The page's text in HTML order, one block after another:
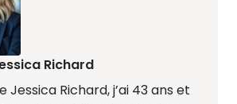
Richard
Jessica Richard, j’ai 43 ans et